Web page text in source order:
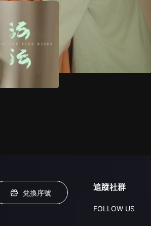
兌換序號
追蹤社群
FOLLOW US